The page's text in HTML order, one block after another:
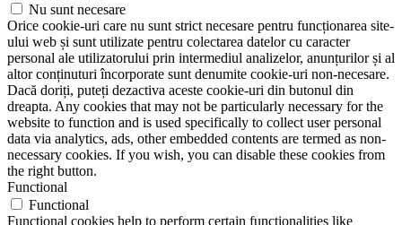
Nu sunt necesare
Orice cookie-uri care nu sunt strict necesare pentru funcționarea site-
ului web și sunt utilizate pentru colectarea datelor cu caracter
personal ale utilizatorului prin intermediul analizelor, anunțurilor și al
altor conținuturi încorporate sunt denumite cookie-uri non-necesare.
Dacă doriți, puteți dezactiva aceste cookie-uri din butonul din
dreapta. Any cookies that may not be particularly necessary for the
website to function and is used specifically to collect user personal
data via analytics, ads, other embedded contents are termed as non-
necessary cookies. If you wish, you can disable these cookies from
the right button.
Functional
Functional
Functional cookies help to perform certain functionalities like